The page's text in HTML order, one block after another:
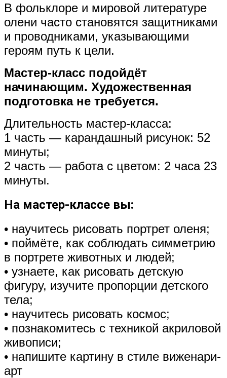
В фольклоре и мировой литературе
олени часто становятся защитниками
и проводниками, указывающими
героям путь к цели.
Мастер-класс подойдёт
начинающим. Художественная
подготовка не требуется.
Длительность мастер-класса:
1 часть — карандашный рисунок: 52
минуты;
2 часть — работа с цветом: 2 часа 23
минуты.
На мастер-классе вы:
• научитесь рисовать портрет оленя;
• поймёте, как соблюдать симметрию
в портрете животных и людей;
• узнаете, как рисовать детскую
фигуру, изучите пропорции детского
тела;
• научитесь рисовать космос;
• познакомитесь с техникой акриловой
живописи;
• напишите картину в стиле виженари-
арт